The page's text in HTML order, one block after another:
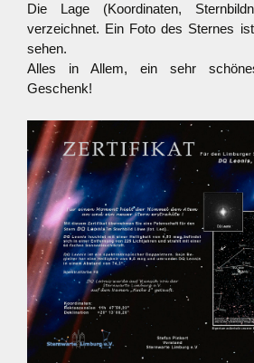
Die Lage (Koordinaten,
verzeichnet. Ein Foto des Sternes
sehen.
Alles in Allem, ein sehr
Geschenk!